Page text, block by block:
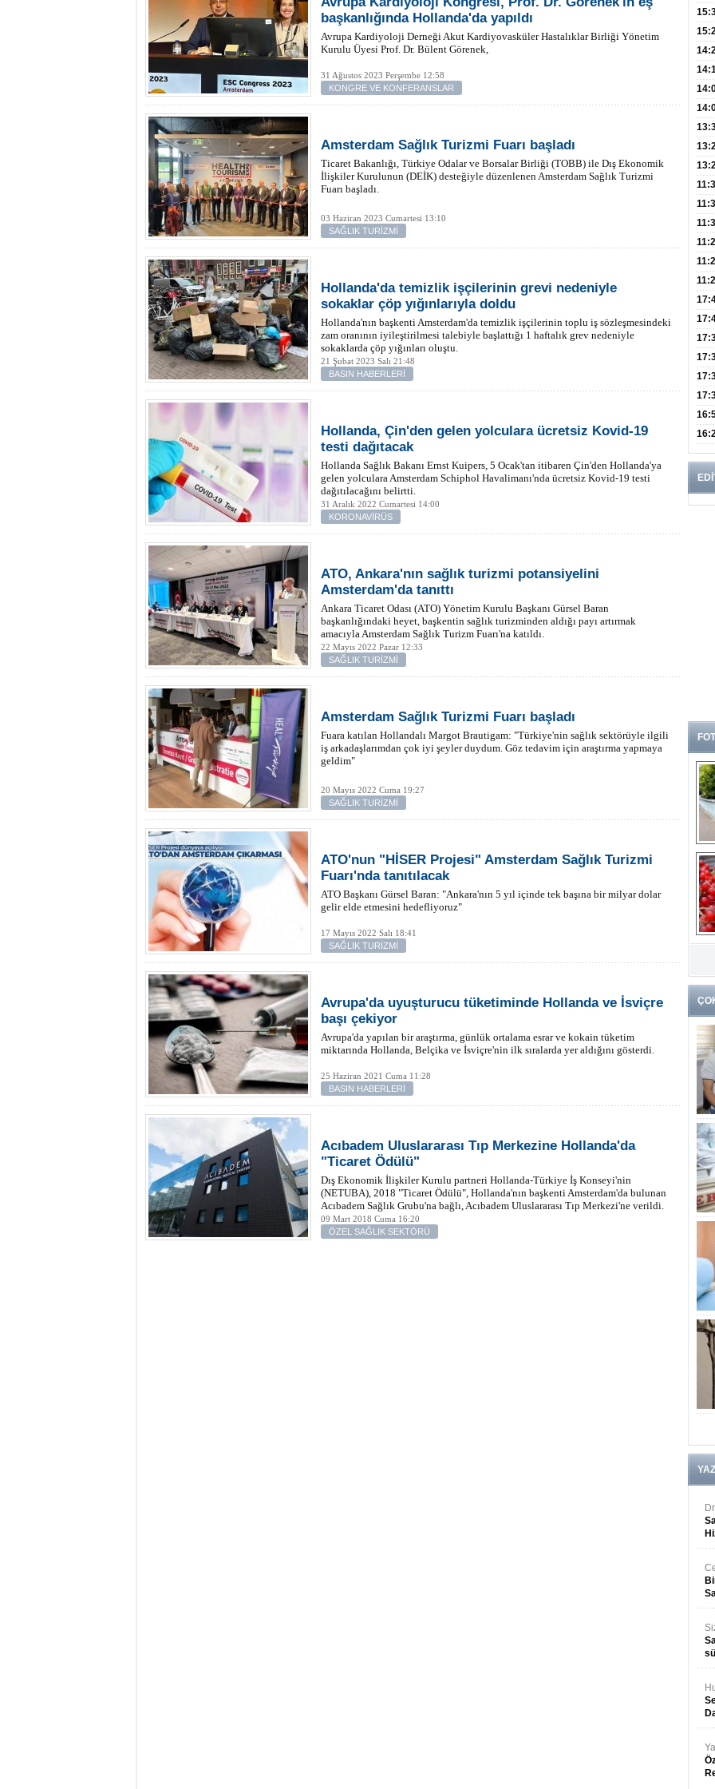
başkanlığında Hollanda'da yapıldı
Avrupa Kardiyoloji Derneği Akut Kardiyovasküler Hastalıklar Birliği Yönetim
Kurulu Üyesi Prof. Dr. Bülent Görenek,
31 Ağustos 2023 Perşembe 12:58
KONGRE VE KONFERANSLAR
Amsterdam Sağlık Turizmi Fuarı başladı
Ticaret Bakanlığı, Türkiye Odalar ve Borsalar Birliği (TOBB) ile Dış Ekonomik
İlişkiler Kurulunun (DEİK) desteğiyle düzenlenen Amsterdam Sağlık Turizmi
Fuarı başladı.
03 Haziran 2023 Cumartesi 13:10
SAĞLIK TURİZMİ
Hollanda'da temizlik işçilerinin grevi nedeniyle
sokaklar çöp yığınlarıyla doldu
Hollanda'nın başkenti Amsterdam'da temizlik işçilerinin toplu iş sözleşmesindeki
zam oranının iyileştirilmesi talebiyle başlattığı 1 haftalık grev nedeniyle
sokaklarda çöp yığınları oluştu.
21 Şubat 2023 Salı 21:48
BASIN HABERLERİ
Hollanda, Çin'den gelen yolculara ücretsiz Kovid-19
testi dağıtacak
Hollanda Sağlık Bakanı Ernst Kuipers, 5 Ocak'tan itibaren Çin'den Hollanda'ya
gelen yolculara Amsterdam Schiphol Havalimanı'nda ücretsiz Kovid-19 testi
dağıtılacağını belirtti.
31 Aralık 2022 Cumartesi 14:00
KORONAVİRÜS
ATO, Ankara'nın sağlık turizmi potansiyelini
Amsterdam'da tanıttı
Ankara Ticaret Odası (ATO) Yönetim Kurulu Başkanı Gürsel Baran
başkanlığındaki heyet, başkentin sağlık turizminden aldığı payı artırmak
amacıyla Amsterdam Sağlık Turizm Fuarı'na katıldı.
22 Mayıs 2022 Pazar 12:33
SAĞLIK TURİZMİ
Amsterdam Sağlık Turizmi Fuarı başladı
Fuara katılan Hollandalı Margot Brautigam: "Türkiye'nin sağlık sektörüyle ilgili
iş arkadaşlarımdan çok iyi şeyler duydum. Göz tedavim için araştırma yapmaya
geldim"
20 Mayıs 2022 Cuma 19:27
SAĞLIK TURİZMİ
ATO'nun "HİSER Projesi" Amsterdam Sağlık Turizmi
Fuarı'nda tanıtılacak
ATO Başkanı Gürsel Baran: "Ankara'nın 5 yıl içinde tek başına bir milyar dolar
gelir elde etmesini hedefliyoruz"
17 Mayıs 2022 Salı 18:41
SAĞLIK TURİZMİ
Avrupa'da uyuşturucu tüketiminde Hollanda ve İsviçre
başı çekiyor
Avrupa'da yapılan bir araştırma, günlük ortalama esrar ve kokain tüketim
miktarında Hollanda, Belçika ve İsviçre'nin ilk sıralarda yer aldığını gösterdi.
25 Haziran 2021 Cuma 11:28
BASIN HABERLERİ
Acıbadem Uluslararası Tıp Merkezine Hollanda'da
"Ticaret Ödülü"
Dış Ekonomik İlişkiler Kurulu partneri Hollanda-Türkiye İş Konseyi'nin
(NETUBA), 2018 "Ticaret Ödülü", Hollanda'nın başkenti Amsterdam'da bulunan
Acıbadem Sağlık Grubu'na bağlı, Acıbadem Uluslararası Tıp Merkezi'ne verildi.
09 Mart 2018 Cuma 16:20
ÖZEL SAĞLIK SEKTÖRÜ
300
3,5